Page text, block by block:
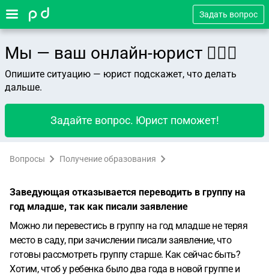
Задать вопрос
Мы — ваш онлайн-юрист 👨🏻‍⚖️
Опишите ситуацию — юрист подскажет, что делать
дальше.
Задайте вопрос. Юрист поможет!
Вопросы Получение образования
Заведующая отказывается переводить в группу на
год младше, так как писали заявление
Можно ли перевестись в группу на год младше не теряя
место в саду, при зачислении писали заявление, что
готовы рассмотреть группу старше. Как сейчас быть?
Хотим, чтоб у ребенка было два года в новой группе и